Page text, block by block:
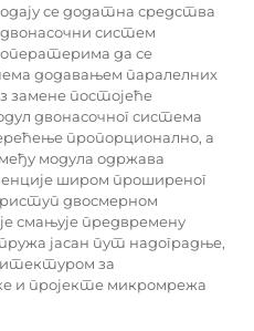
се додатна средства
систем
оператерима да се
додавањем паралелних
замене постојеће
двонасочног система
пропорционално, а
модула одржава
широм проширеног
двосмерном
смањује предвремену
јасан пут надоградње,
за
и пројекте микромрежа